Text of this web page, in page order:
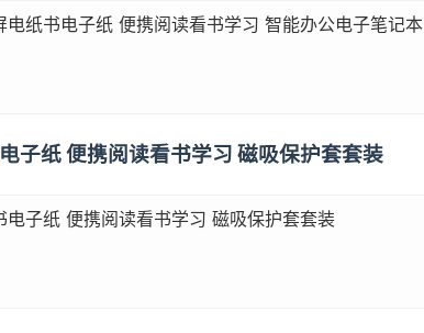
纸书电子纸 便携阅读看书学习 智能办公电子笔记本
子纸 便携阅读看书学习 磁吸保护套套装
子纸 便携阅读看书学习 磁吸保护套套装